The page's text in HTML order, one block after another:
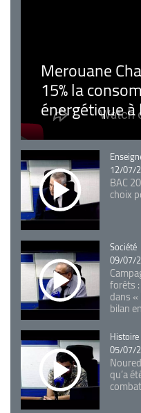
Merouane
15% la
énergétique
12/07/
BAC
choix
Catégorie
Société
09/07/
forêts
dans
bilan
Catégorie
Histoire
05/07/
qu’a